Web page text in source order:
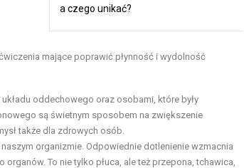
a czego unikać?
mające poprawić płynność i wydolność
oddechowego oraz osobami, które były
są świetnym sposobem na zwiększenie
także dla zdrowych osób.
organizmie. Odpowiednie dotlenienie wzmacnia
To nie tylko płuca, ale też przepona, tchawica,